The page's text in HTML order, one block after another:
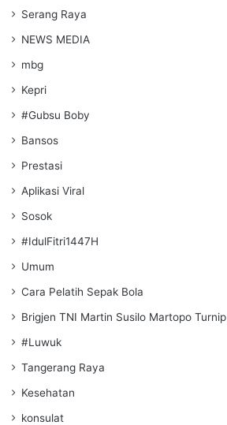
Serang Raya
NEWS MEDIA
mbg
Kepri
#Gubsu Boby
Bansos
Prestasi
Aplikasi Viral
Sosok
#IdulFitri1447H
Umum
Cara Pelatih Sepak Bola
Brigjen TNI Martin Susilo Martopo Turnip
#Luwuk
Tangerang Raya
Kesehatan
konsulat